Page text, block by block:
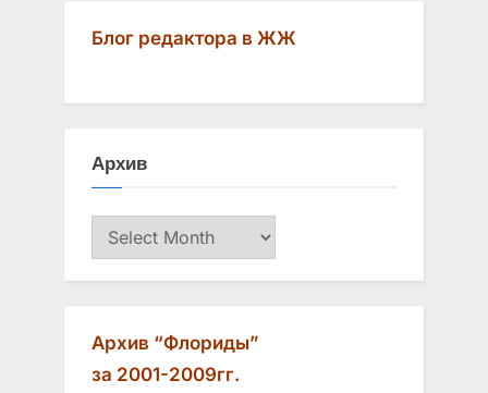
Блог редактора в ЖЖ
Архив
Архив
Архив “Флориды”
за 2001-2009гг.